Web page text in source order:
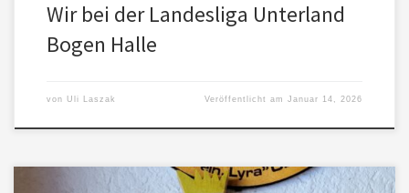
Wir bei der Landesliga Unterland
Bogen Halle
von Uli Laszak Veröffentlicht amJanuar 14, 2026